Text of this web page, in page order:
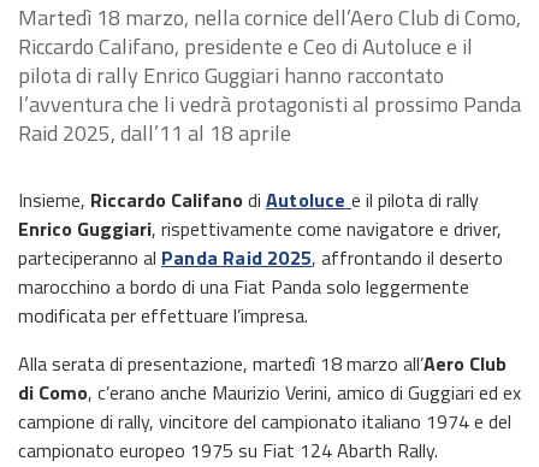
Martedì 18 marzo, nella cornice dell’Aero Club di Como,
Riccardo Califano, presidente e Ceo di Autoluce e il
pilota di rally Enrico Guggiari hanno raccontato
l’avventura che li vedrà protagonisti al prossimo Panda
Raid 2025, dall’11 al 18 aprile
Insieme, Riccardo Califano di Autoluce e il pilota di rally
Enrico Guggiari, rispettivamente come navigatore e driver,
parteciperanno al Panda Raid 2025, affrontando il deserto
marocchino a bordo di una Fiat Panda solo leggermente
modificata per effettuare l’impresa.
Alla serata di presentazione, martedì 18 marzo all’Aero Club
di Como, c’erano anche Maurizio Verini, amico di Guggiari ed ex
campione di rally, vincitore del campionato italiano 1974 e del
campionato europeo 1975 su Fiat 124 Abarth Rally.